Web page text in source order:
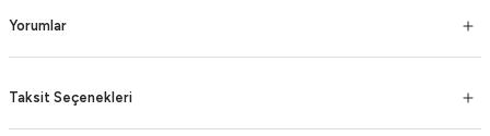
Yorumlar
Taksit Seçenekleri